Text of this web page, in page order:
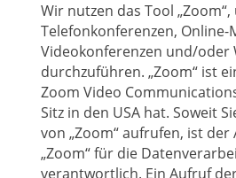
Wir nutzen das Tool „Zoom“,
Telefonkonferenzen, Online-
Videokonferenzen und/oder
durchzuführen. „Zoom“ ist
Zoom Video
Sitz in den USA hat. Soweit
von „Zoom“ aufrufen, ist
„Zoom“ für die
verantwortlich. Ein Aufruf